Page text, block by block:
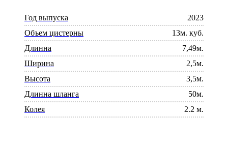
Год выпуска
2023
Объем цистерны
13м. куб.
Длинна
7,49м.
Ширина
2,5м.
Высота
3,5м.
Длинна шланга
50м.
Колея
2.2 м.